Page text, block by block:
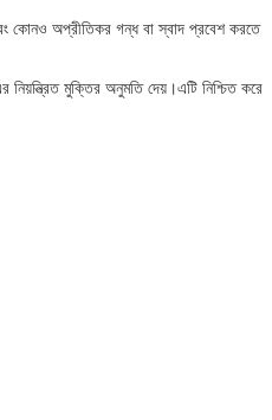
কোনও অপ্রীতিকর গন্ধ বা স্বাদ প্রবেশ করতে
মুক্তির অনুমতি দেয়।এটি নিশ্চিত করে